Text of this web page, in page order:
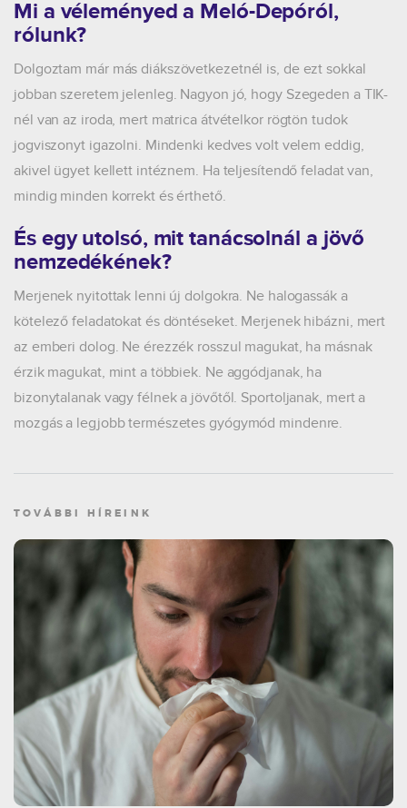
Mi a véleményed a Meló-Depóról,
rólunk?
Dolgoztam már más diákszövetkezetnél is, de ezt sokkal
jobban szeretem jelenleg. Nagyon jó, hogy Szegeden a TIK-
nél van az iroda, mert matrica átvételkor rögtön tudok
jogviszonyt igazolni. Mindenki kedves volt velem eddig,
akivel ügyet kellett intéznem. Ha teljesítendő feladat van,
mindig minden korrekt és érthető.
És egy utolsó, mit tanácsolnál a jövő
nemzedékének?
Merjenek nyitottak lenni új dolgokra. Ne halogassák a
kötelező feladatokat és döntéseket. Merjenek hibázni, mert
az emberi dolog. Ne érezzék rosszul magukat, ha másnak
érzik magukat, mint a többiek. Ne aggódjanak, ha
bizonytalanak vagy félnek a jövőtől. Sportoljanak, mert a
mozgás a legjobb természetes gyógymód mindenre.
TOVÁBBI HÍREINK